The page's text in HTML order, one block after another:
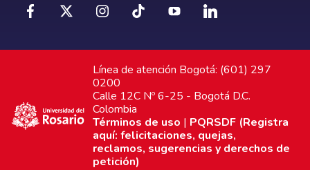
Línea de atención Bogotá: (601) 297
0200
Calle 12C Nº 6-25 - Bogotá D.C.
Colombia
Términos de uso | PQRSDF (Registra
aquí: felicitaciones, quejas,
reclamos, sugerencias y derechos de
petición)